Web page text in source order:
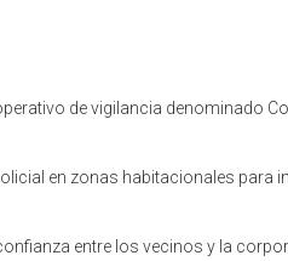
de vigilancia denominado
en zonas habitacionales para
entre los vecinos y la